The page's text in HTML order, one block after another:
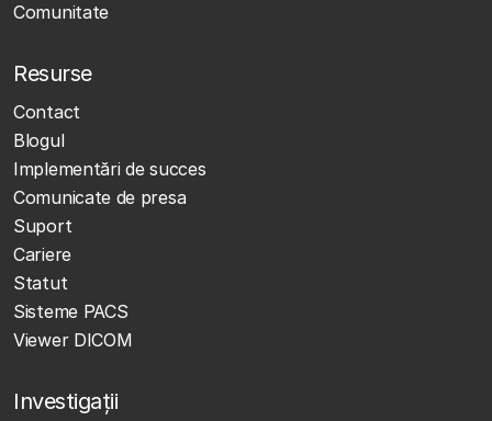
Comunitate
Resurse
Contact
Blogul
Implementări de succes
Comunicate de presa
Suport
Cariere
Statut
Sisteme PACS
Viewer DICOM
Investigații